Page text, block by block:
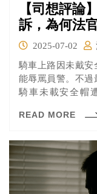
【司想評論
訴，為何法
2025-07-02
騎車上路因未戴安
能辱罵員警。不過
騎車未載安全帽
等法院高雄分院認
READ MORE